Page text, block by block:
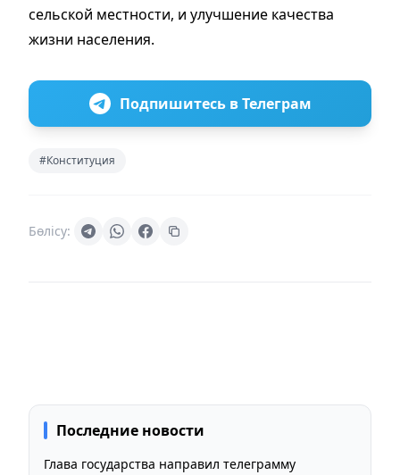
сельской местности, и улучшение качества
жизни населения.
Подпишитесь в Телеграм
#Конституция
Бөлісу:
Последние новости
Глава государства направил телеграмму